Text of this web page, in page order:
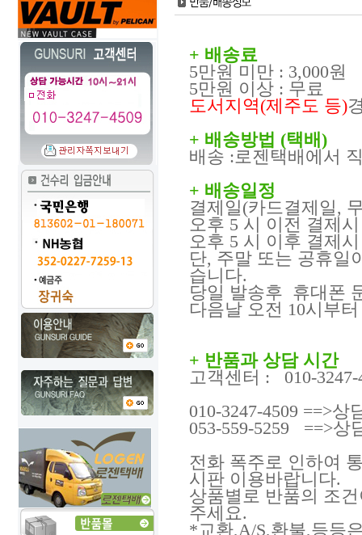
+ 배송료
5만원 미만 : 3,000원
5만원 이상 : 무료
도서지역(제주도 등)
+ 배송방법 (택배)
배송 :로젠택배에서
+ 배송일정
결제일(카드결제일,
오후 5 시 이전 결제
오후 5 시 이후 결제
단, 주말 또는 공휴일
습니다.
당일 발송후 휴대폰
다음날 오전 10시부
+ 반품과 상담 시간
고객센터 : 010-3247-
010-3247-4509 ==>
053-559-5259 ==>상
전화 폭주로 인하여
시판 이용바랍니다.
상품별로 반품의 조
주세요.
*교환,A/S,환불,등등